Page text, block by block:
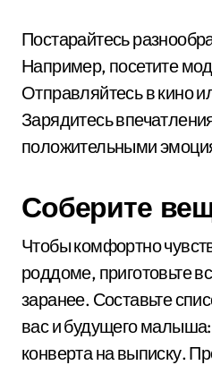
Постарайтесь
Например, посетите
Отправляйтесь в кино
Зарядитесь
положительными
Соберите
Чтобы комфортно
роддоме, приготовьте
заранее. Составьте
вас и будущего
конверта на выписку.